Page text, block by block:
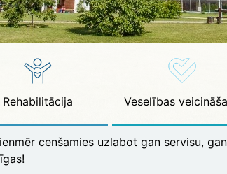
Rehabilitācija Veselības
cenšamies uzlabot gan servisu,